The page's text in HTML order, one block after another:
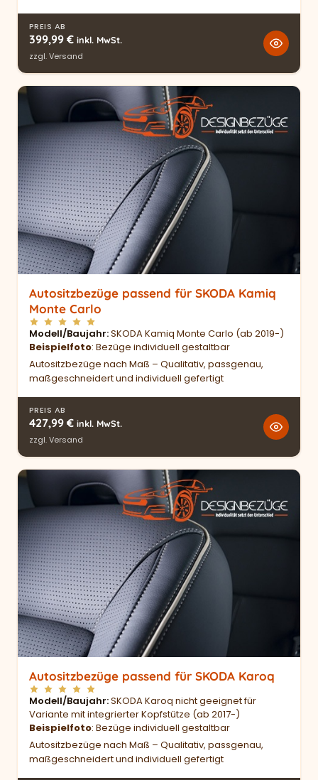
PREIS AB
399,99 € inkl. MwSt.
zzgl.Versand
Autositzbezüge passend für SKODA Kamiq
Monte Carlo
Modell/Baujahr SKODA Kamiq Monte Carlo (ab 2019-)
Beispielfoto: Bezüge individuell gestaltbar
Autositzbezüge nach Maß – Qualitativ, passgenau,
maßgeschneidert und individuell gefertigt
PREIS AB
427,99 € inkl. MwSt.
zzgl.Versand
Autositzbezüge passend für SKODA Karoq
Modell/Baujahr SKODA Karoq nicht geeignet für
Variante mit integrierter Kopfstütze (ab 2017-)
Beispielfoto: Bezüge individuell gestaltbar
Autositzbezüge nach Maß – Qualitativ, passgenau,
maßgeschneidert und individuell gefertigt